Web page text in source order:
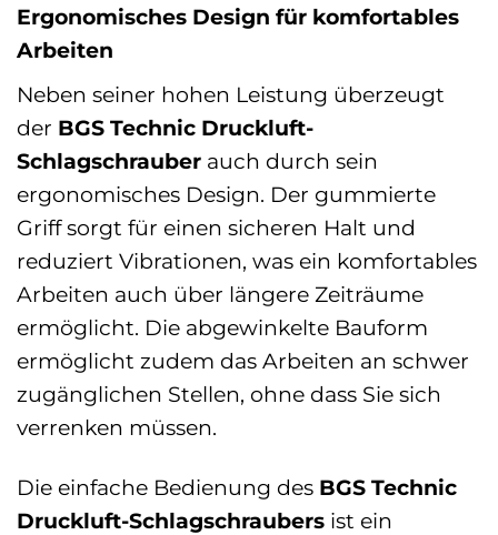
Ergonomisches Design für komfortables
Arbeiten
Neben seiner hohen Leistung überzeugt
der BGS Technic Druckluft-
Schlagschrauber auch durch sein
ergonomisches Design. Der gummierte
Griff sorgt für einen sicheren Halt und
reduziert Vibrationen, was ein komfortables
Arbeiten auch über längere Zeiträume
ermöglicht. Die abgewinkelte Bauform
ermöglicht zudem das Arbeiten an schwer
zugänglichen Stellen, ohne dass Sie sich
verrenken müssen.
Die einfache Bedienung des BGS Technic
Druckluft-Schlagschraubers ist ein